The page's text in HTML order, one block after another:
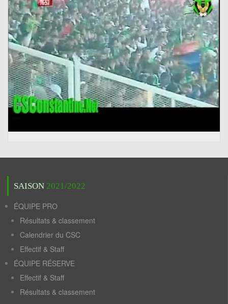
SAISON 2021/2022
ÉQUIPE PRO
Résultats & classement
Calendrier du CSC
Effectif & Staff
ÉQUIPE RÉSERVE
Effectif & Staff
Résultats & classement